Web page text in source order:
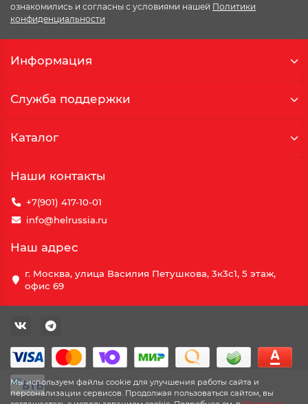
Мы используем файлы cookie для улучшения работы сайта и
персонализации сервисов. Продолжая пользоваться сайтом, вы
ознакомились и согласны с условиями нашей Политики
конфиденциальности
Информация
Служба поддержки
Каталог
Наши контакты
+7(901) 417-10-01
info@helrussia.ru
Наш адрес
г. Москва, улица Василия Петушкова, 3к3c1, 5 этаж,
офис 69